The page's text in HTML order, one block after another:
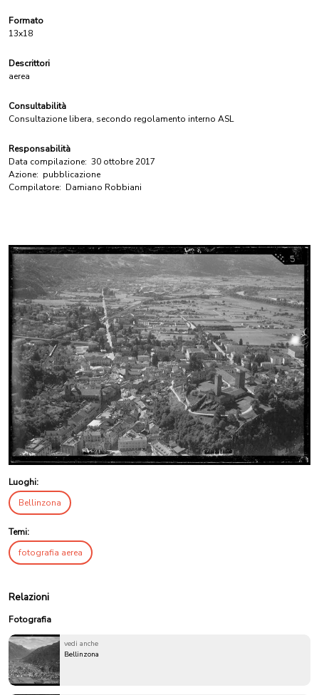
Formato
13x18
Descrittori
aerea
Consultabilità
Consultazione libera, secondo regolamento interno ASL
Responsabilità
Data compilazione: 30 ottobre 2017
Azione: pubblicazione
Compilatore: Damiano Robbiani
Luoghi:
Bellinzona
Temi:
fotografia aerea
Relazioni
Fotografia
vedi anche
Bellinzona